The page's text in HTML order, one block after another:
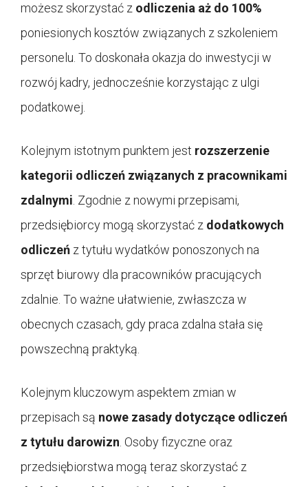
możesz skorzystać z odliczenia aż do 100%
poniesionych kosztów związanych z szkoleniem
personelu. To doskonała okazja do inwestycji w
rozwój kadry, jednocześnie korzystając z ulgi
podatkowej.
Kolejnym istotnym punktem jest rozszerzenie
kategorii odliczeń związanych z pracownikami
zdalnymi. Zgodnie z nowymi przepisami,
przedsiębiorcy mogą skorzystać z dodatkowych
odliczeń z tytułu wydatków ponoszonych na
sprzęt biurowy dla pracowników pracujących
zdalnie. To ważne ułatwienie, zwłaszcza w
obecnych czasach, gdy praca zdalna stała się
powszechną praktyką.
Kolejnym kluczowym aspektem zmian w
przepisach są nowe zasady dotyczące odliczeń
z tytułu darowizn. Osoby fizyczne oraz
przedsiębiorstwa mogą teraz skorzystać z